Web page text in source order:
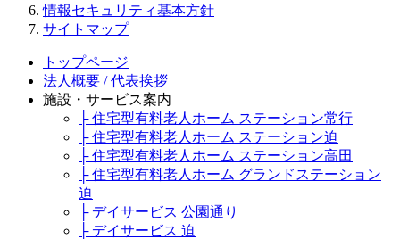
情報セキュリティ基本方針
サイトマップ
トップページ
法人概要 / 代表挨拶
施設・サービス案内
├ 住宅型有料老人ホーム ステーション常行
├ 住宅型有料老人ホーム ステーション迫
├ 住宅型有料老人ホーム ステーション高田
├ 住宅型有料老人ホーム グランドステーション
迫
├ デイサービス 公園通り
├ デイサービス 迫